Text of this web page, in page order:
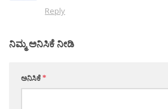
Reply
ನಿಮ್ಮ ಅನಿಸಿಕೆ ನೀಡಿ
ಅನಿಸಿಕೆ*